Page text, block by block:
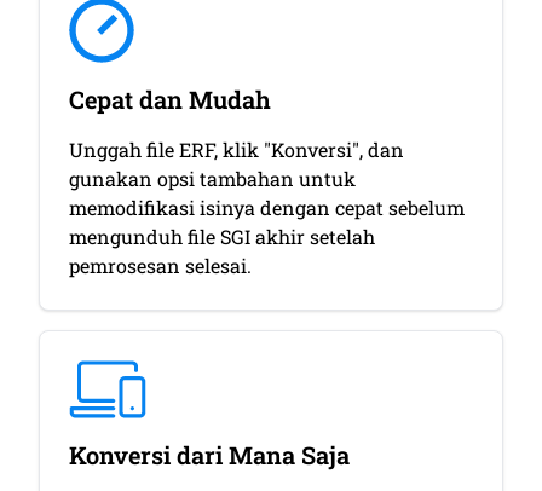
Cepat dan Mudah
Unggah file ERF, klik "Konversi", dan
gunakan opsi tambahan untuk
memodifikasi isinya dengan cepat sebelum
mengunduh file SGI akhir setelah
pemrosesan selesai.
Konversi dari Mana Saja